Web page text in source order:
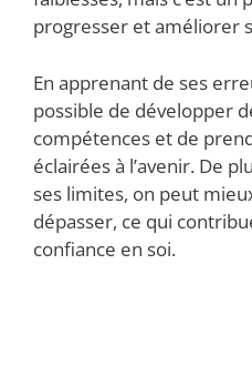
progresser et améliorer
En apprenant de ses
possible de développer
compétences et de
éclairées à l’avenir. De
ses limites, on peut
dépasser, ce qui
confiance en soi.